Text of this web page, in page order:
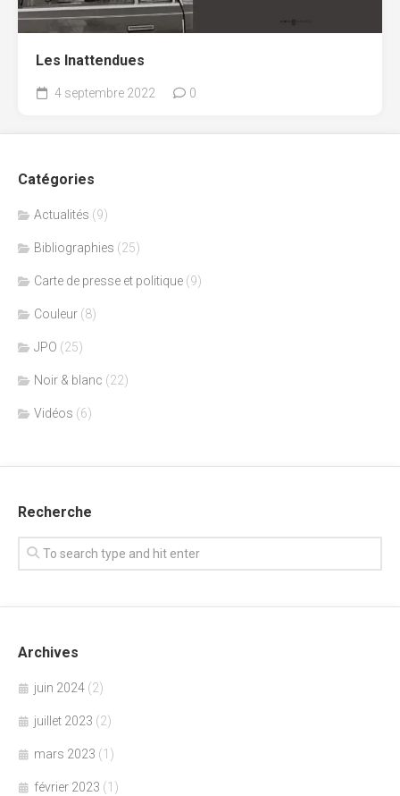
Les Inattendues
4 septembre 2022 0
Catégories
Actualités (9)
Bibliographies (25)
Carte de presse et politique (9)
Couleur (8)
JPO (25)
Noir & blanc (22)
Vidéos (6)
Recherche
Archives
juin 2024 (2)
juillet 2023 (2)
mars 2023 (1)
février 2023 (1)